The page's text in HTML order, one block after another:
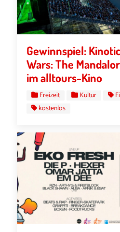
Gewinnspiel:
Wars: The
im alltours-Kino
Freizeit Kultur
kostenlos